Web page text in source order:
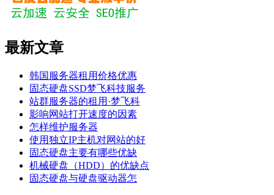
最新文章
韩国服务器租用价格优惠
固态硬盘SSD梦飞科技服务
站群服务器的租用·梦飞科
影响网站打开速度的因素
怎样维护服务器
使用独立IP主机对网站的好
固态硬盘主要有哪些优缺
机械硬盘（HDD）的优缺点
固态硬盘与硬盘驱动器怎